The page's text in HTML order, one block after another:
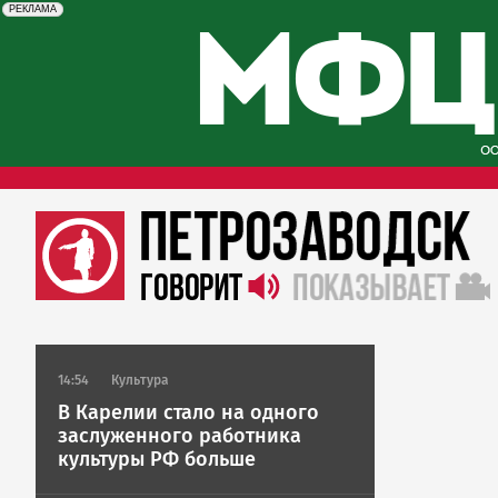
erid: 2SDnjcySKKc
РЕКЛАМА
Реклама
14:54 Культура
В Карелии стало на одного
заслуженного работника
культуры РФ больше